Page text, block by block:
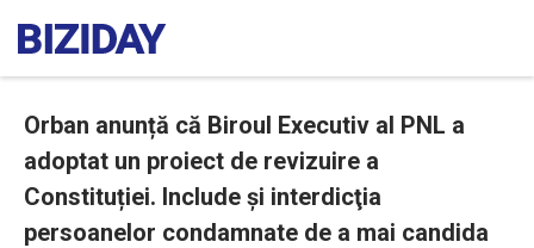
Orban anunță că Biroul Executiv al PNL a
adoptat un proiect de revizuire a
Constituției. Include şi interdicţia
persoanelor condamnate de a mai candida